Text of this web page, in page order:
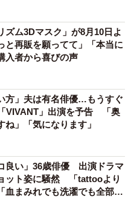
ズム3Dマスク」が8月10日よ
再販を願ってて」「本当に
入者から喜びの声
方」夫は有名俳優…もうすぐ
VIVANT」出演を予告 「奥
ね」「気になります」
良い」36歳俳優 出演ドラマ
ット姿に騒然 「tattooより
血まみれでも洗濯でも全部か